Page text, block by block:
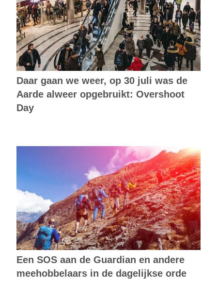
Daar gaan we weer, op 30 juli was de
Aarde alweer opgebruikt: Overshoot
Day
Een SOS aan de Guardian en andere
meehobbelaars in de dagelijkse orde